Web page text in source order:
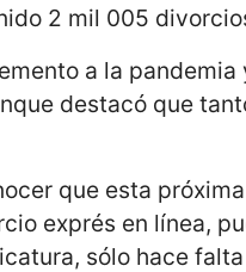
2 mil 005
a la
destacó que
que esta
exprés en línea,
sólo hace